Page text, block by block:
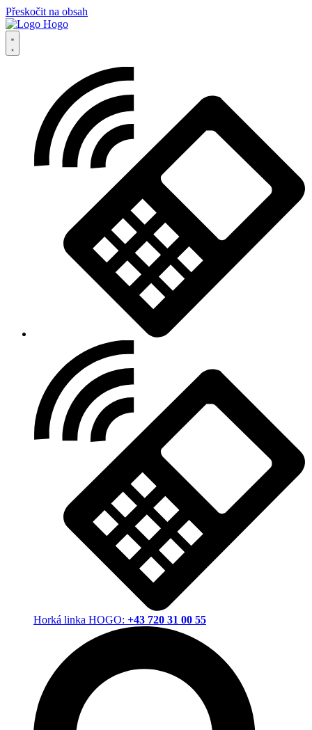
Přeskočit na obsah
Horká linka HOGO: +43 720 31 00 55